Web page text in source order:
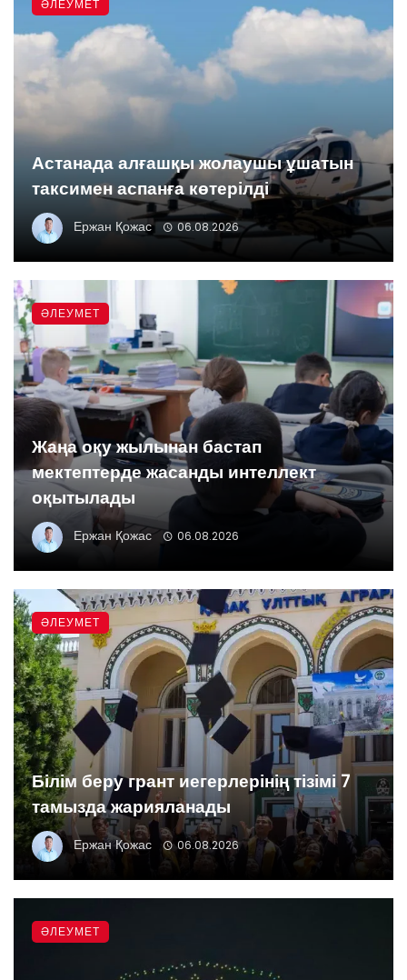
Астанада алғашқы жолаушы ұшатын
таксимен аспанға көтерілді
Ержан Қожас 06.08.2026
ӘЛЕУМЕТ
Жаңа оқу жылынан бастап
мектептерде жасанды интеллект
оқытылады
Ержан Қожас 06.08.2026
ӘЛЕУМЕТ
Білім беру грант иегерлерінің тізімі 7
тамызда жарияланады
Ержан Қожас 06.08.2026
ӘЛЕУМЕТ
ӘЛЕУМЕТ